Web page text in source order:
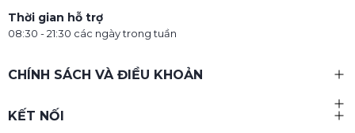
Thời gian hỗ trợ
08:30 - 21:30 các ngày trong tuần
CHÍNH SÁCH VÀ ĐIỀU KHOẢN
KẾT NỐI